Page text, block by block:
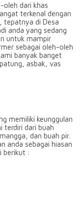
oleh dari khas
terkenal dengan
tepatnya di Desa
anda yang sedang
untuk mampir
sebagai oleh-oleh
banyak banget
asbak, vas
memiliki keunggulan
terdiri dari buah
dan buah pir.
anda sebagai hiasan
berikut :